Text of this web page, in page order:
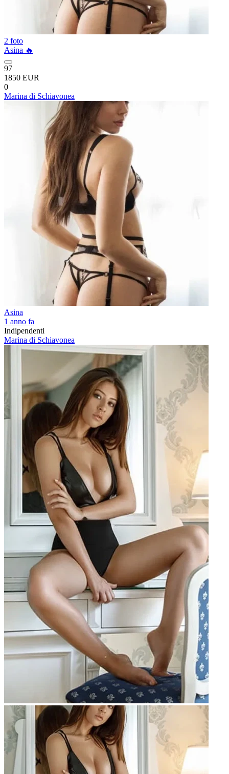
2 foto
Asina 🔥
97
1850 EUR
0
Marina di Schiavonea
Asina
1 anno fa
Indipendenti
Marina di Schiavonea